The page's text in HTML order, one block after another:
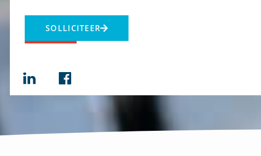
SOLLICITEER